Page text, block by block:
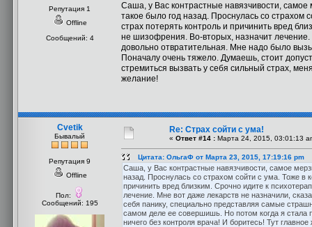
Репутация 1
Offline
Сообщений: 4
Саша, у Вас контрастные навязчивости,
такое было год назад. Проснулась со
страх потерять контроль и причинить вред
не шизофрения. Во-вторых, назначит лечение.
довольно отвратительная. Мне надо было
Поначалу очень тяжело. Думаешь, стоит
стремиться вызвать у себя сильный страх,
желание!
Cvetik
Бывалый
Репутация 9
Offline
Пол:
Сообщений: 195
Re: Страх сойти с ума!
« Ответ #14 : Марта 24, 2015, 03:01:13
Цитата: ОльгаФ от Марта 23, 2015, 17:19:16 pm
Саша, у Вас контрастные навязчивости, самое
назад. Проснулась со страхом сойти с ума. Тоже в
причинить вред близким. Срочно идите к
лечение. Мне вот даже лекарств не назначили,
себя панику, специально представляя самые
самом деле ее совершишь. Но потом когда я стала
ничего без контроля врача! И боритесь! Тут главное